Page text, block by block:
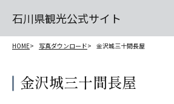
石川県観光公式サイト
HOME 写真ダウンロード 金沢城三十間長屋
金沢城三十間長屋